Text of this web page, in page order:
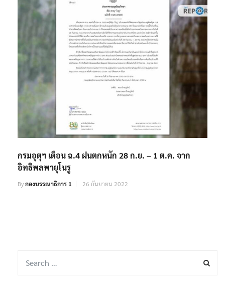
กรมอุตุฯ เตือน ฉ.4 ฝนตกหนัก 28 ก.ย. – 1 ต.ค. จาก
อิทธิพลพายุโนรู
Byกองบรรณาธิการ 1 26 กันยายน 2022